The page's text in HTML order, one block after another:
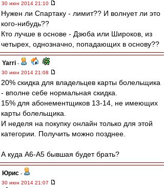
30 июн 2014 21:10
Нужен ли Спартаку - лимит?? И волнует ли это
кого-нибудь??
Кто лучше в основе - Дзюба или Широков, из
четырех, однозначно, попадающих в основу??
Yarri -
30 июн 2014 21:08
20% скидка для владельцев карты болельщика
- вполне себе нормальная скидка.
15% для абонементщиков 13-14, не имеющих
карты болельщика.
И неделя на покупку онлайн только для этой
категории. Получить можно позднее.
А куда А6-А5 бывшая будет брать?
Юрис -
30 июн 2014 21:07